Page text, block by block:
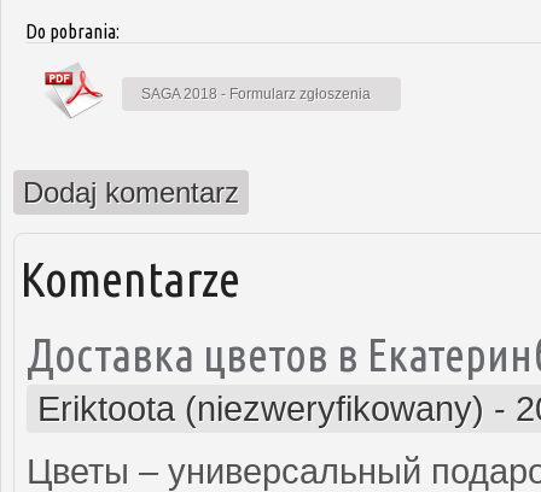
Do pobrania:
SAGA 2018 - Formularz zgłoszenia
Dodaj komentarz
Komentarze
Доставка цветов в
Eriktoota (niezweryfikowany) -
Цветы – универсальный